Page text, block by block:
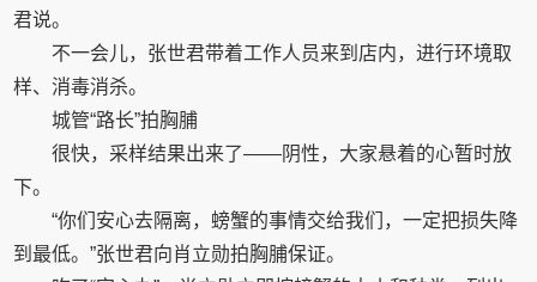
君说。
不一会儿，张世君带着工作人员来到店内，进行环境取
样、消毒消杀。
城管“路长”拍胸脯
很快，采样结果出来了——阴性，大家悬着的心暂时放
下。
“你们安心去隔离，螃蟹的事情交给我们，一定把损失降
到最低。”张世君向肖立勋拍胸脯保证。